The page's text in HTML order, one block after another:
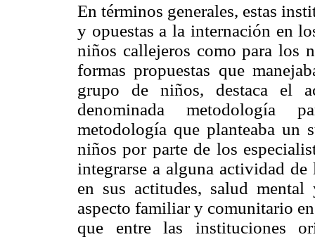
En términos generales, estas
y opuestas a la internación en
niños callejeros como para los
formas propuestas que
grupo de niños, destaca el
denominada metodología
metodología que planteaba un
niños por parte de los
integrarse a alguna actividad
en sus actitudes, salud
aspecto familiar y comunitario
que entre las instituciones